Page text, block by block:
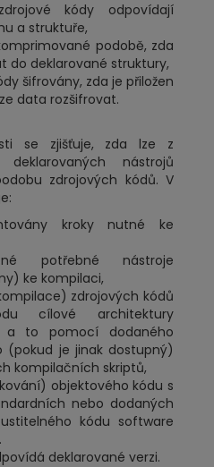
kódy odpovídají
a struktuře,
podobě, zda
do deklarované struktury,
šifrovány, zda je přiložen
data rozšifrovat.
se zjišťuje, zda lze z
nástrojů
zdrojových kódů. V
kroky nutné ke
potřebné nástroje
ke kompilaci,
zdrojových kódů
cílové architektury
a to pomocí dodaného
(pokud je jinak dostupný)
kompilačních skriptů,
objektového kódu s
nebo dodaných
kódu software
deklarované verzi.